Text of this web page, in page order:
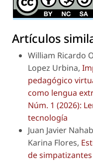
Artículos
William Ricardo
Lopez Urbina,
pedagógico
como lengua
Núm. 1 (2026):
tecnología
Juan Javier
Karina Flores,
de